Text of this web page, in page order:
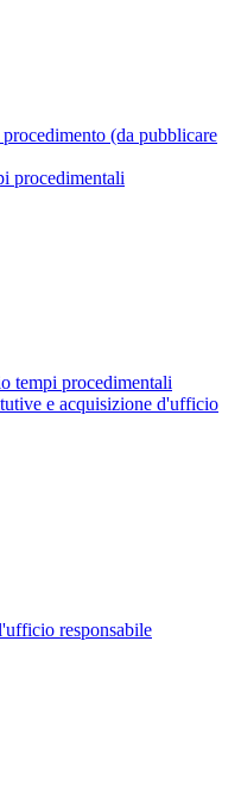
(da pubblicare
procedimentali
tempi procedimentali
e acquisizione d'ufficio
responsabile